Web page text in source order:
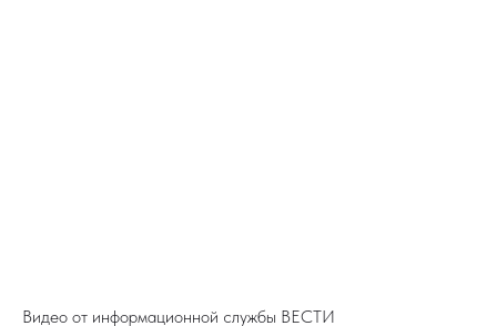
Видео от информационной службы ВЕСТИ